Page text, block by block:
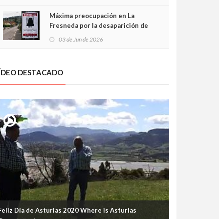
Máxima preocupación en La
Fresneda por la desaparición de
03 de Jun de 2026
DESTACADO
Día de Asturias 2020 Where is Asturias